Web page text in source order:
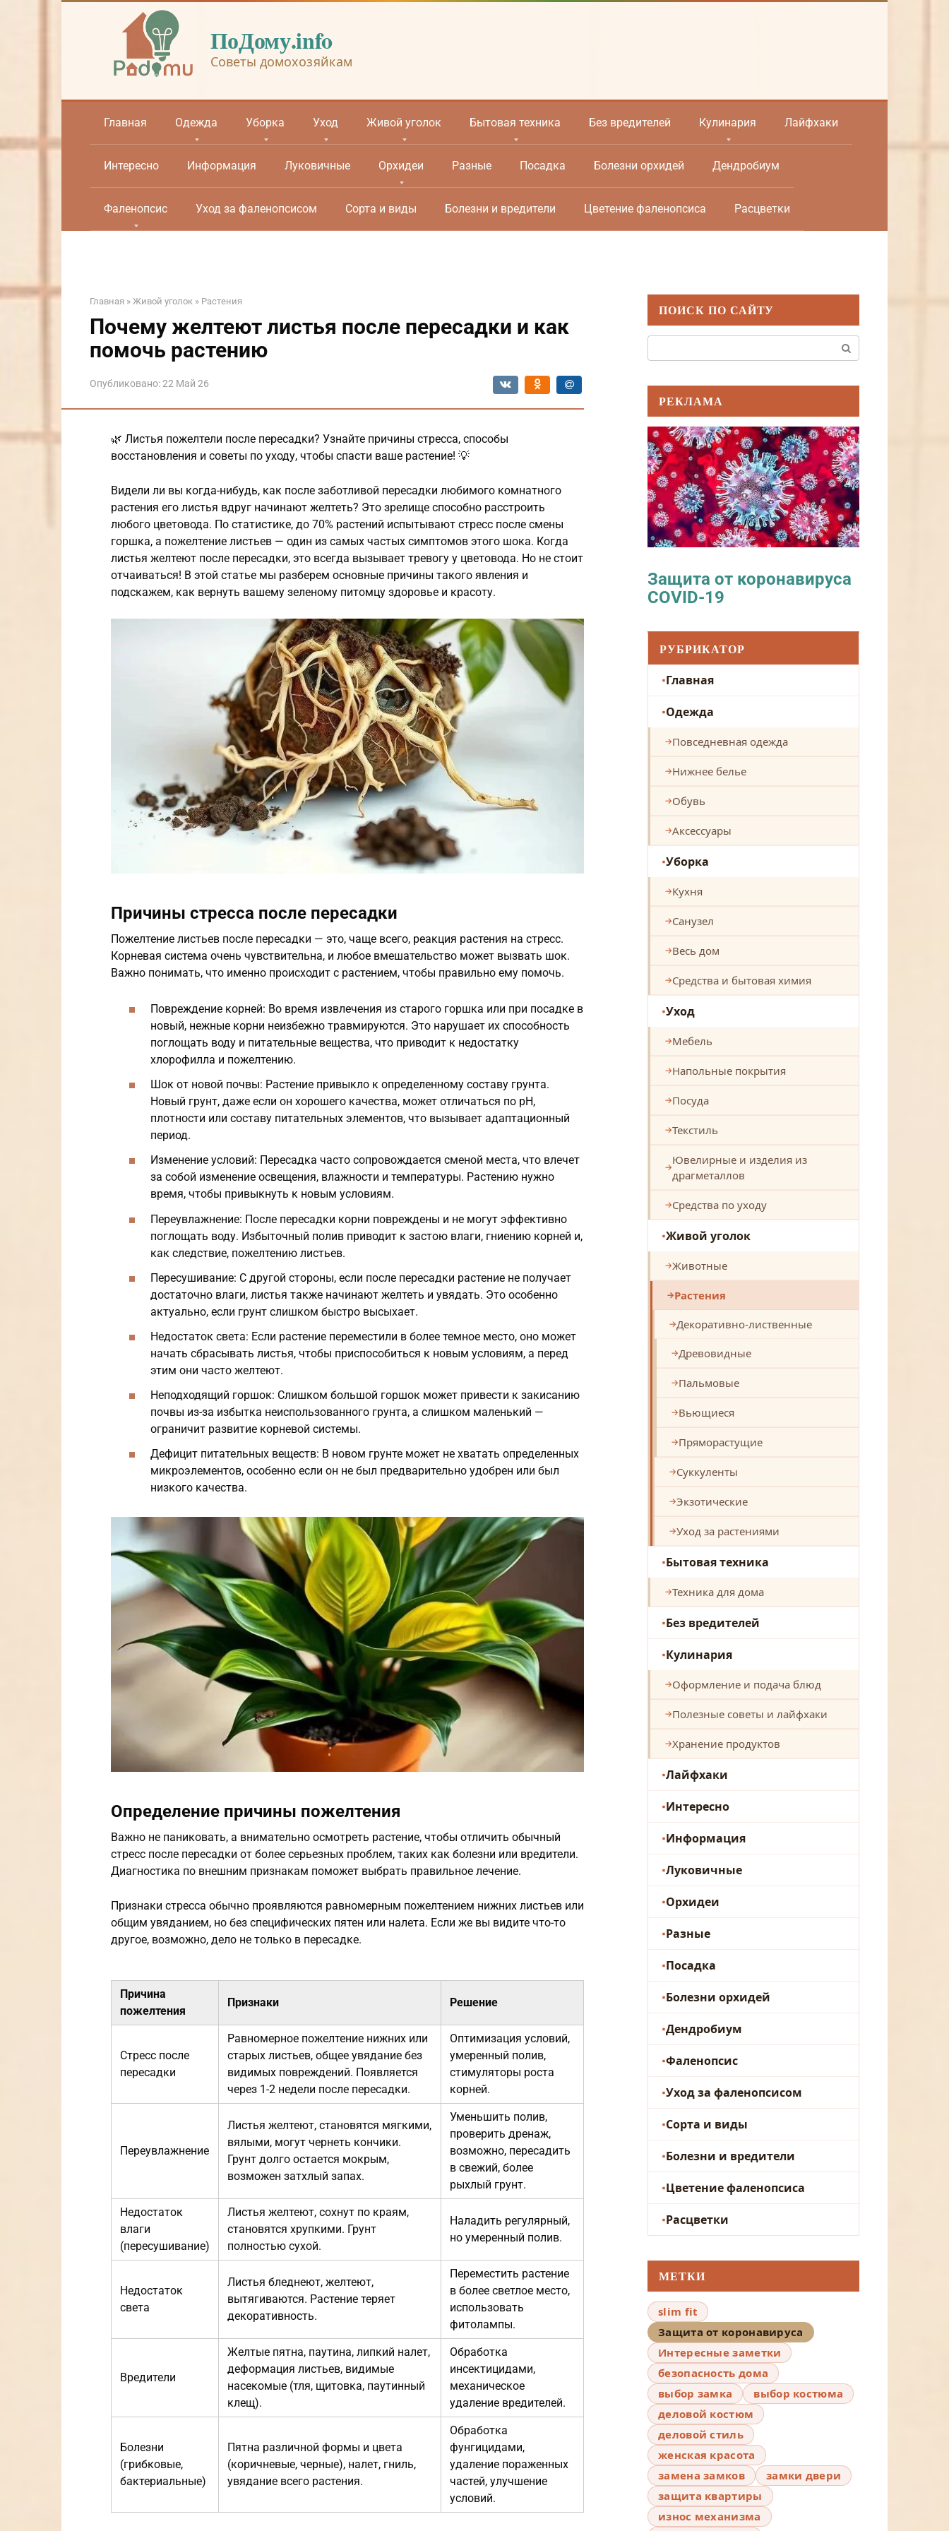
ПоДому.info
Советы домохозяйкам
Главная Одежда Уборка Уход Живой уголок Бытовая техника Без вредителей Кулинария Лайфхаки
Интересно Информация Луковичные Орхидеи Разные Посадка Болезни орхидей Дендробиум
Фаленопсис Уход за фаленопсисом Сорта и виды Болезни и вредители Цветение фаленопсиса Расцветки
Главная » Живой уголок » Растения
Почему желтеют листья после пересадки и как
помочь растению
Опубликовано:22 Май 26
🌿 Листья пожелтели после пересадки? Узнайте причины стресса, способы
восстановления и советы по уходу, чтобы спасти ваше растение! 💡
Видели ли вы когда-нибудь, как после заботливой пересадки любимого комнатного
растения его листья вдруг начинают желтеть? Это зрелище способно расстроить
любого цветовода. По статистике, до 70% растений испытывают стресс после смены
горшка, а пожелтение листьев — один из самых частых симптомов этого шока. Когда
листья желтеют после пересадки, это всегда вызывает тревогу у цветовода. Но не стоит
отчаиваться! В этой статье мы разберем основные причины такого явления и
подскажем, как вернуть вашему зеленому питомцу здоровье и красоту.
Причины стресса после пересадки
Пожелтение листьев после пересадки — это, чаще всего, реакция растения на стресс.
Корневая система очень чувствительна, и любое вмешательство может вызвать шок.
Важно понимать, что именно происходит с растением, чтобы правильно ему помочь.
Повреждение корней: Во время извлечения из старого горшка или при посадке в
новый, нежные корни неизбежно травмируются. Это нарушает их способность
поглощать воду и питательные вещества, что приводит к недостатку
хлорофилла и пожелтению.
Шок от новой почвы: Растение привыкло к определенному составу грунта.
Новый грунт, даже если он хорошего качества, может отличаться по pH,
плотности или составу питательных элементов, что вызывает адаптационный
период.
Изменение условий: Пересадка часто сопровождается сменой места, что влечет
за собой изменение освещения, влажности и температуры. Растению нужно
время, чтобы привыкнуть к новым условиям.
Переувлажнение: После пересадки корни повреждены и не могут эффективно
поглощать воду. Избыточный полив приводит к застою влаги, гниению корней и,
как следствие, пожелтению листьев.
Пересушивание: С другой стороны, если после пересадки растение не получает
достаточно влаги, листья также начинают желтеть и увядать. Это особенно
актуально, если грунт слишком быстро высыхает.
Недостаток света: Если растение переместили в более темное место, оно может
начать сбрасывать листья, чтобы приспособиться к новым условиям, а перед
этим они часто желтеют.
Неподходящий горшок: Слишком большой горшок может привести к закисанию
почвы из-за избытка неиспользованного грунта, а слишком маленький —
ограничит развитие корневой системы.
Дефицит питательных веществ: В новом грунте может не хватать определенных
микроэлементов, особенно если он не был предварительно удобрен или был
низкого качества.
Определение причины пожелтения
Важно не паниковать, а внимательно осмотреть растение, чтобы отличить обычный
стресс после пересадки от более серьезных проблем, таких как болезни или вредители.
Диагностика по внешним признакам поможет выбрать правильное лечение.
Признаки стресса обычно проявляются равномерным пожелтением нижних листьев или
общим увяданием, но без специфических пятен или налета. Если же вы видите что-то
другое, возможно, дело не только в пересадке.
Причина
пожелтения
Признаки Решение
Стресс после
пересадки
Равномерное пожелтение нижних или
старых листьев, общее увядание без
видимых повреждений. Появляется
через 1-2 недели после пересадки.
Оптимизация условий,
умеренный полив,
стимуляторы роста
корней.
Переувлажнение
Листья желтеют, становятся мягкими,
вялыми, могут чернеть кончики.
Грунт долго остается мокрым,
возможен затхлый запах.
Уменьшить полив,
проверить дренаж,
возможно, пересадить
в свежий, более
рыхлый грунт.
Недостаток
влаги
(пересушивание)
Листья желтеют, сохнут по краям,
становятся хрупкими. Грунт
полностью сухой.
Наладить регулярный,
но умеренный полив.
Недостаток
света
Листья бледнеют, желтеют,
вытягиваются. Растение теряет
декоративность.
Переместить растение
в более светлое место,
использовать
фитолампы.
Вредители
Желтые пятна, паутина, липкий налет,
деформация листьев, видимые
насекомые (тля, щитовка, паутинный
клещ).
Обработка
инсектицидами,
механическое
удаление вредителей.
Болезни
(грибковые,
бактериальные)
Пятна различной формы и цвета
(коричневые, черные), налет, гниль,
увядание всего растения.
Обработка
фунгицидами,
удаление пораженных
частей, улучшение
условий.
ПОИСК ПО САЙТУ
РЕКЛАМА
Защита от коронавируса
COVID-19
РУБРИКАТОР
Главная
Одежда
Повседневная одежда
Нижнее белье
Обувь
Аксессуары
Уборка
Кухня
Санузел
Весь дом
Средства и бытовая химия
Уход
Мебель
Напольные покрытия
Посуда
Текстиль
Ювелирные и изделия из
драгметаллов
Средства по уходу
Живой уголок
Животные
Растения
Декоративно-лиственные
Древовидные
Пальмовые
Вьющиеся
Пряморастущие
Суккуленты
Экзотические
Уход за растениями
Бытовая техника
Техника для дома
Без вредителей
Кулинария
Оформление и подача блюд
Полезные советы и лайфхаки
Хранение продуктов
Лайфхаки
Интересно
Информация
Луковичные
Орхидеи
Разные
Посадка
Болезни орхидей
Дендробиум
Фаленопсис
Уход за фаленопсисом
Сорта и виды
Болезни и вредители
Цветение фаленопсиса
Расцветки
МЕТКИ
slim fit
Защита от коронавируса
Интересные заметки
безопасность дома
выбор замка
выбор костюма
деловой костюм
деловой стиль
женская красота
замена замков
замки двери
защита квартиры
износ механизма